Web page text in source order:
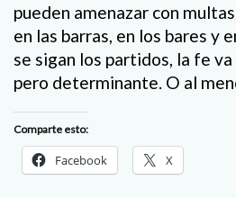
pueden amenazar con
en las barras, en los bares y
se sigan los partidos, la fe
pero determinante. O al
Comparte esto:
Facebook X